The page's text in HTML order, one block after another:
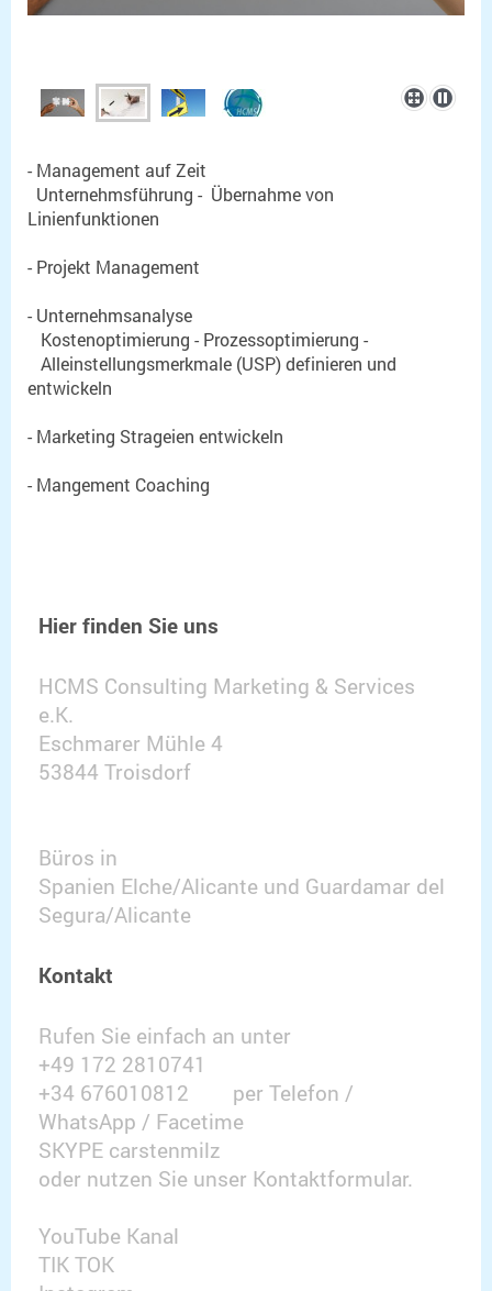
- Management auf Zeit
Unternehmsführung - Übernahme von
Linienfunktionen
- Projekt Management
- Unternehmsanalyse
Kostenoptimierung - Prozessoptimierung -
Alleinstellungsmerkmale (USP) definieren und
entwickeln
- Marketing Strageien entwickeln
- Mangement Coaching
Hier finden Sie uns
HCMS Consulting Marketing & Services
e.K.
Eschmarer Mühle 4
53844 Troisdorf
Büros in
Spanien Elche/Alicante und Guardamar del
Segura/Alicante
Kontakt
Rufen Sie einfach an unter
+49 172 2810741
+34 676010812 per Telefon /
WhatsApp / Facetime
SKYPE carstenmilz
oder nutzen Sie unser Kontaktformular.
YouTube Kanal
TIK TOK